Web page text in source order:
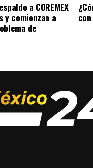
a COREMEX
y comienzan a
de
con